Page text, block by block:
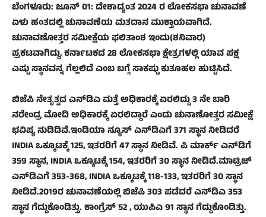
ಬೆಂಗಳೂರು: ಜೂನ್‌ 01: ದೇಶಾದ್ಯಂತ 2024 ರ ಲೋಕಸಭಾ ಚುನಾವಣೆ
ಏಳು ಹಂತದಲ್ಲಿ ಚುನಾವಣೆಯ ಮತದಾನ ಮುಕ್ತಾಯವಾಗಿದೆ.
ಚುನಾವಣೋತ್ತರ ಸಮೀಕ್ಷೆಯ ಫಲಿತಾಂಶ ಇಂದು(ಶನಿವಾರ)
ಪ್ರಕಟವಾಗಿದ್ದು, ಕರ್ನಾಟಕದ 28 ಲೋಕಸಭಾ ಕ್ಷೇತ್ರಗಳಲ್ಲಿ ಯಾವ ಪಕ್ಷ
ಎಷ್ಟು ಸ್ಥಾನವನ್ನ ಗೆಲ್ಲಲಿದೆ ಎಂಬ ಬಗ್ಗೆ ಸಾಕಷ್ಟು ಕುತೂಹಲ ಹುಟ್ಟಿಸಿದೆ.
ಬಿಜೆಪಿ ನೇತೃತ್ವದ ಎನ್‌ಡಿಎ ಮತ್ತೆ ಅಧಿಕಾರಕ್ಕೆ ಏರಲಿದ್ದು 3 ನೇ ಬಾರಿ
ನರೇಂದ್ರ ಮೋದಿ ಅಧಿಕಾರಕ್ಕೆ ಏರಲಿದ್ದಾರೆ ಎಂದು ಚುನಾಣೋತ್ತರ ಸಮೀಕ್ಷೆ
ಭವಿಷ್ಯ ನುಡಿದಿವೆ.ಇಂಡಿಯಾ ನ್ಯೂಸ್‌ ಎನ್‌ಡಿಎಗೆ 371 ಸ್ಥಾನ ನೀಡಿದರೆ
INDIA ಒಕ್ಕೂಟಕ್ಕೆ 125, ಇತರರಿಗೆ 47 ಸ್ಥಾನ ನೀಡಿವೆ. ಪಿ ಮಾರ್ಕ್‌ ಎನ್‌ಡಿಗೆ
359 ಸ್ಥಾನ, INDIA ಒಕ್ಕೂಟಕ್ಕೆ 154, ಇತರರಿಗೆ 30 ಸ್ಥಾನ ನೀಡಿದೆ.ಮಾಟ್ರಿಜ್‌
ಎನ್‌ಡಿಎಗೆ 353-368, INDIA ಒಕ್ಕೂಟಕ್ಕೆ 118-133, ಇತರರಿಗೆ 30 ಸ್ಥಾನ
ನೀಡಿದೆ.2019ರ ಚುನಾವಣೆಯಲ್ಲಿ ಬಿಜೆಪಿ 303 ಪಡೆದರೆ ಎನ್‌ಡಿಎ 353
ಸ್ಥಾನ ಗೆದ್ದುಕೊಂಡಿತ್ತು. ಕಾಂಗ್ರೆಸ್‌ 52 , ಯುಪಿಎ 91 ಸ್ಥಾನ ಗೆದ್ದುಕೊಂಡಿತ್ತು.